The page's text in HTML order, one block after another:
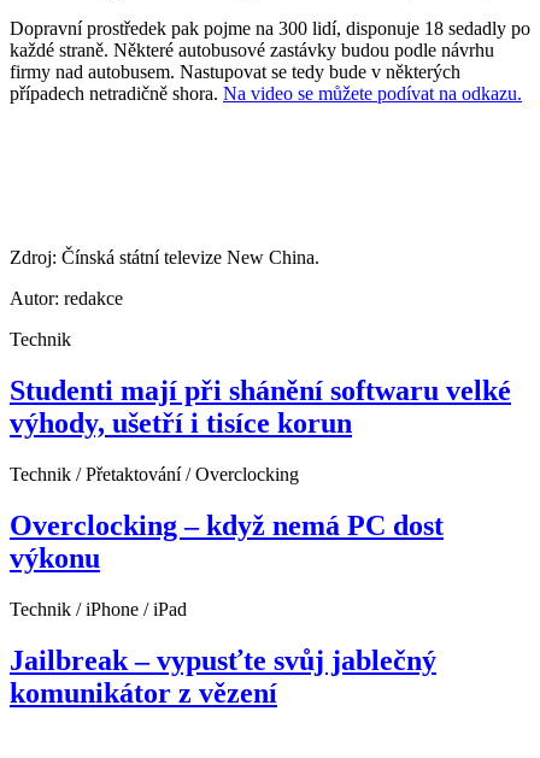
Dopravní prostředek pak pojme na 300 lidí, disponuje 18 sedadly po
každé straně. Některé autobusové zastávky budou podle návrhu
firmy nad autobusem. Nastupovat se tedy bude v některých
případech netradičně shora. Na video se můžete podívat na odkazu.
Zdroj: Čínská státní televize New China.
Autor: redakce
Technik
Studenti mají při shánění softwaru velké
výhody, ušetří i tisíce korun
Technik / Přetaktování / Overclocking
Overclocking – když nemá PC dost
výkonu
Technik / iPhone / iPad
Jailbreak – vypusťte svůj jablečný
komunikátor z vězení